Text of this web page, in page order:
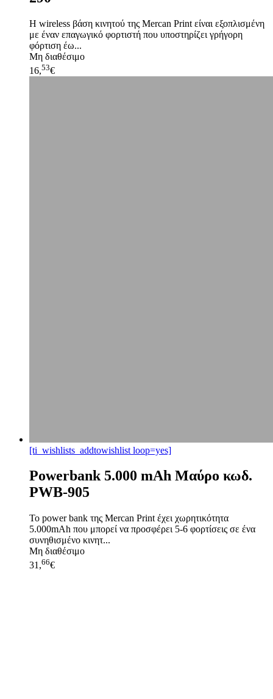
Η wireless βάση κινητού της Mercan Print είναι εξοπλισμένη
με έναν επαγωγικό φορτιστή που υποστηρίζει γρήγορη
φόρτιση έω...
Μη διαθέσιμο
16,53€
[ti_wishlists_addtowishlist loop=yes]
Powerbank 5.000 mAh Μαύρο κωδ.
PWB-905
Το power bank της Mercan Print έχει χωρητικότητα
5.000mAh που μπορεί να προσφέρει 5-6 φορτίσεις σε ένα
συνηθισμένο κινητ...
Μη διαθέσιμο
31,66€